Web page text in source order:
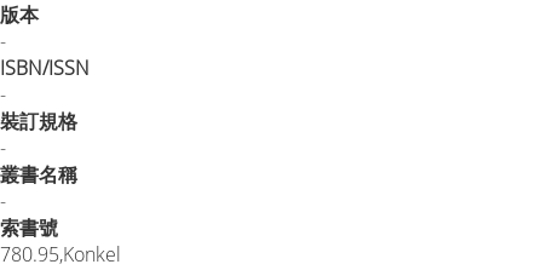
版本
-
ISBN/ISSN
-
裝訂規格
-
叢書名稱
-
索書號
780.95,Konkel